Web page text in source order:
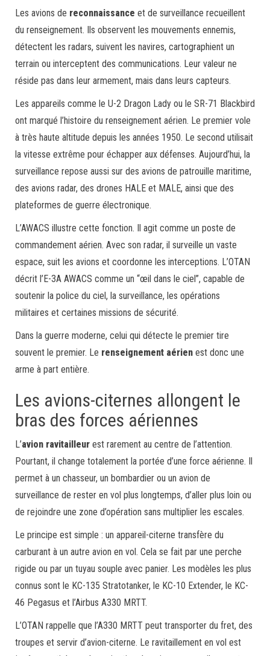
Les avions de reconnaissance et de surveillance recueillent
du renseignement. Ils observent les mouvements ennemis,
détectent les radars, suivent les navires, cartographient un
terrain ou interceptent des communications. Leur valeur ne
réside pas dans leur armement, mais dans leurs capteurs.
Les appareils comme le U-2 Dragon Lady ou le SR-71 Blackbird
ont marqué l’histoire du renseignement aérien. Le premier vole
à très haute altitude depuis les années 1950. Le second utilisait
la vitesse extrême pour échapper aux défenses. Aujourd’hui, la
surveillance repose aussi sur des avions de patrouille maritime,
des avions radar, des drones HALE et MALE, ainsi que des
plateformes de guerre électronique.
L’AWACS illustre cette fonction. Il agit comme un poste de
commandement aérien. Avec son radar, il surveille un vaste
espace, suit les avions et coordonne les interceptions. L’OTAN
décrit l’E-3A AWACS comme un “œil dans le ciel”, capable de
soutenir la police du ciel, la surveillance, les opérations
militaires et certaines missions de sécurité.
Dans la guerre moderne, celui qui détecte le premier tire
souvent le premier. Le renseignement aérien est donc une
arme à part entière.
Les avions-citernes allongent le
bras des forces aériennes
L’avion ravitailleur est rarement au centre de l’attention.
Pourtant, il change totalement la portée d’une force aérienne. Il
permet à un chasseur, un bombardier ou un avion de
surveillance de rester en vol plus longtemps, d’aller plus loin ou
de rejoindre une zone d’opération sans multiplier les escales.
Le principe est simple : un appareil-citerne transfère du
carburant à un autre avion en vol. Cela se fait par une perche
rigide ou par un tuyau souple avec panier. Les modèles les plus
connus sont le KC-135 Stratotanker, le KC-10 Extender, le KC-
46 Pegasus et l’Airbus A330 MRTT.
L’OTAN rappelle que l’A330 MRTT peut transporter du fret, des
troupes et servir d’avion-citerne. Le ravitaillement en vol est